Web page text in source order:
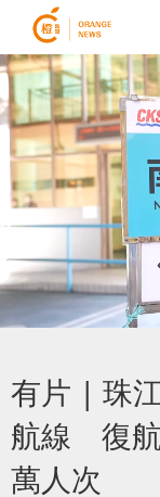
有片 | 珠
航線 復航
萬人次